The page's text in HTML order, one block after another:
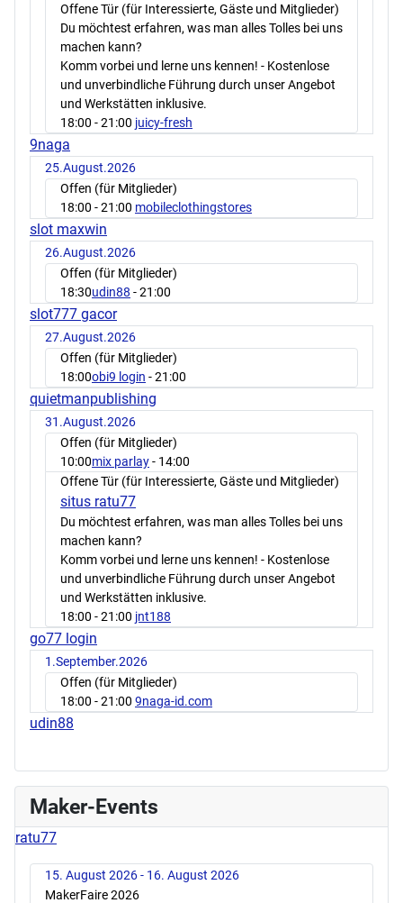
Offene Tür (für Interessierte, Gäste und Mitglieder)
Du möchtest erfahren, was man alles Tolles bei uns
machen kann?
Komm vorbei und lerne uns kennen! - Kostenlose
und unverbindliche Führung durch unser Angebot
und Werkstätten inklusive.
18:00 - 21:00 juicy-fresh
9naga
25.August.2026
Offen (für Mitglieder)
18:00 - 21:00 mobileclothingstores
slot maxwin
26.August.2026
Offen (für Mitglieder)
18:30udin88 - 21:00
slot777 gacor
27.August.2026
Offen (für Mitglieder)
18:00obi9 login - 21:00
quietmanpublishing
31.August.2026
Offen (für Mitglieder)
10:00mix parlay- 14:00
Offene Tür (für Interessierte, Gäste und Mitglieder)
situs ratu77
Du möchtest erfahren, was man alles Tolles bei uns
machen kann?
Komm vorbei und lerne uns kennen! - Kostenlose
und unverbindliche Führung durch unser Angebot
und Werkstätten inklusive.
18:00 - 21:00 jnt188
go77 login
1.September.2026
Offen (für Mitglieder)
18:00 - 21:00 9naga-id.com
udin88
Maker-Events
ratu77
15. August 2026 - 16. August 2026
MakerFaire 2026